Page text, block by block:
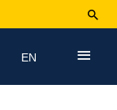
EN